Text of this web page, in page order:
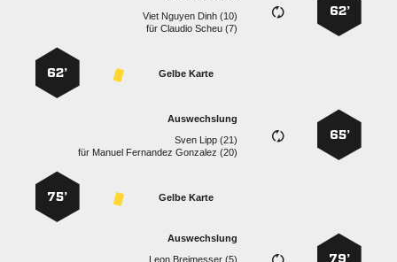
62’
   
für  
Gelbe Karte
62’
65’
Auswechslung
  
für    
Gelbe Karte
75’
79’
Auswechslung
  